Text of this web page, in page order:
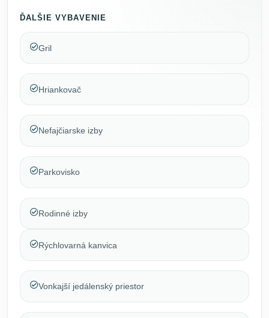
ĎALŠIE VYBAVENIE
Gril
Hriankovač
Nefajčiarske izby
Parkovisko
Rodinné izby
Rýchlovarná kanvica
Vonkajší jedálenský priestor